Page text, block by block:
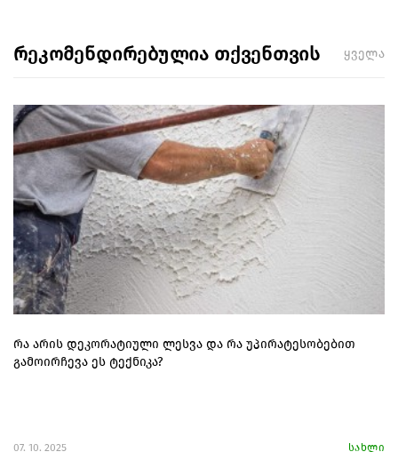
რეკომენდირებულია თქვენთვის ყველა
რა არის დეკორატიული ლესვა და რა უპირატესობებით
გამოირჩევა ეს ტექნიკა?
07. 10. 2025 სახლი